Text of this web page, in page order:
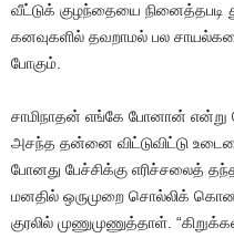
வீட்டுக் குழந்தையை நினைத்தபடி
கனவுகளில் தவறாமல் பல
போகும்.
சாமிநாதன் எங்கே போனான் என்று
அசந்த தன்னை விட்டுவிட்டு
போனது பேச்சிக்கு எரிச்சலைத்
மனதில் ஒருமுறை சொல்லிக்
குரலில் முணுமுணுத்தாள்.